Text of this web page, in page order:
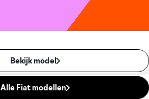
Bekijk model
Alle Fiat modellen